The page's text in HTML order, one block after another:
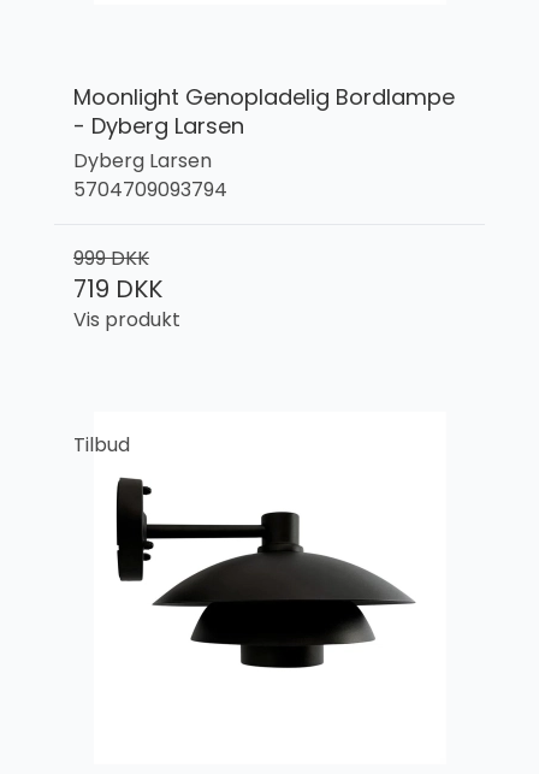
Moonlight Genopladelig Bordlampe
- Dyberg Larsen
Dyberg Larsen
5704709093794
999 DKK
719 DKK
Vis produkt
Tilbud